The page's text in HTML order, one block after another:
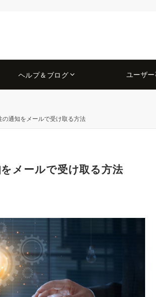
ヘルプ＆ブログ ユーザ
通知をメールで受け取る方法
メールで受け取る方法